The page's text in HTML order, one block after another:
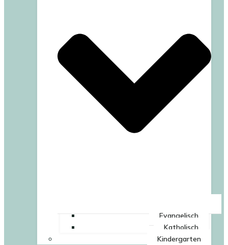
Evangelisch
Katholisch
Kindergarten